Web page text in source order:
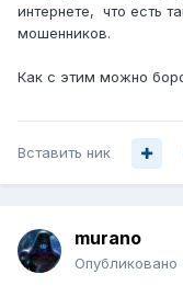
интернете, что есть
мошенников.
Как с этим можно
Вставить ник
murano
Опубликовано